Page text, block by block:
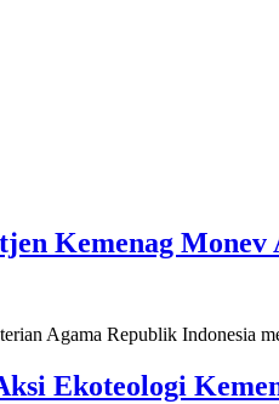
Kemenag Monev
Agama Republik Indonesia
Ekoteologi